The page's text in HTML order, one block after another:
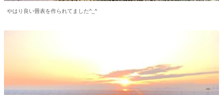
やはり良い畳表を作られてました^_^